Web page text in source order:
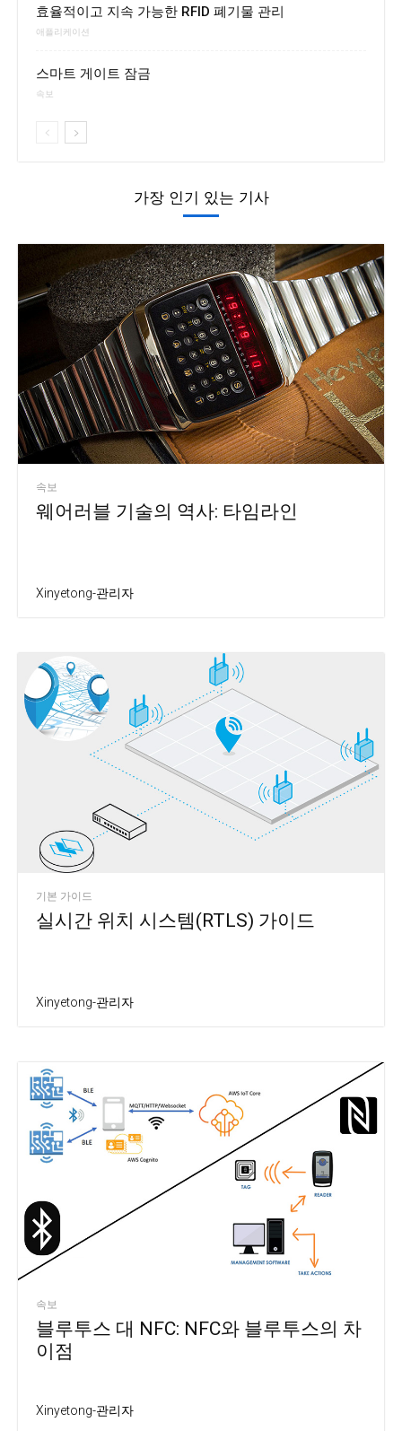
효율적이고 지속 가능한 RFID 폐기물 관리
애플리케이션
스마트 게이트 잠금
속보
가장 인기 있는 기사
속보
웨어러블 기술의 역사: 타임라인
Xinyetong-관리자
기본 가이드
실시간 위치 시스템(RTLS) 가이드
Xinyetong-관리자
속보
블루투스 대 NFC: NFC와 블루투스의 차
이점
Xinyetong-관리자